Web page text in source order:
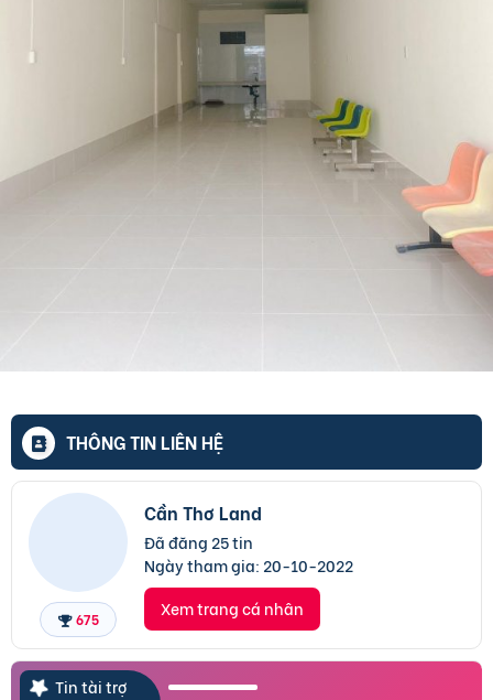
THÔNG TIN LIÊN HỆ
675
Cần Thơ Land
Đã đăng 25 tin
Ngày tham gia: 20-10-2022
Xem trang cá nhân
Tin tài trợ